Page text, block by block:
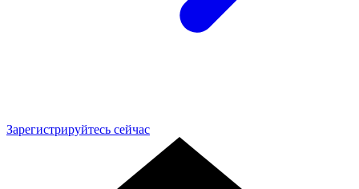
Зарегистрируйтесь сейчас